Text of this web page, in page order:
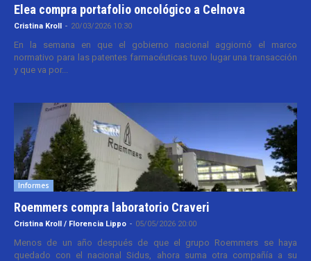
Elea compra portafolio oncológico a Celnova
Cristina Kroll - 20/03/2026 10:30
En la semana en que el gobierno nacional aggiornó el marco
normativo para las patentes farmacéuticas tuvo lugar una transacción
y que va por...
Informes
Roemmers compra laboratorio Craveri
Cristina Kroll / Florencia Lippo - 05/05/2026 20:00
Menos de un año después de que el grupo Roemmers se haya
quedado con el nacional Sidus, ahora suma otra compañía a su